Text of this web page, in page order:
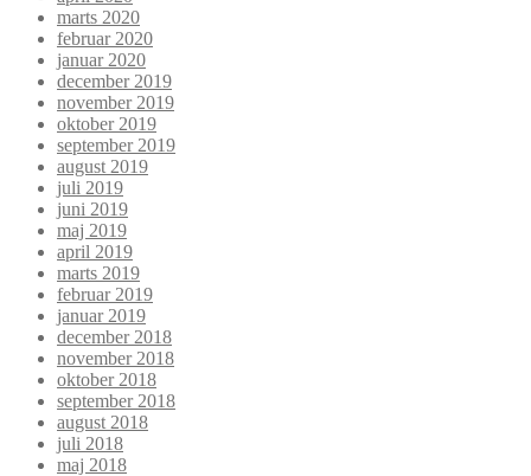
marts 2020
februar 2020
januar 2020
december 2019
november 2019
oktober 2019
september 2019
august 2019
juli 2019
juni 2019
maj 2019
april 2019
marts 2019
februar 2019
januar 2019
december 2018
november 2018
oktober 2018
september 2018
august 2018
juli 2018
maj 2018